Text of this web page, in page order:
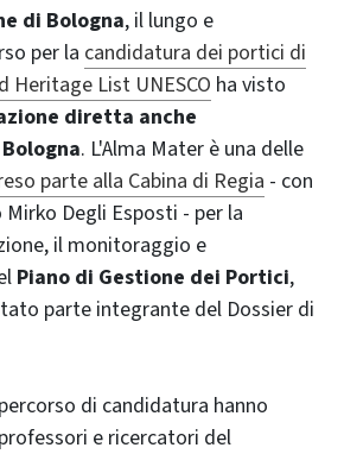
di Bologna, il lungo e
per la candidatura dei portici di
Heritage List UNESCO ha visto
diretta anche
. L'Alma Mater è una delle
parte alla Cabina di Regia - con
Degli Esposti - per la
il monitoraggio e
Piano di Gestione dei Portici,
parte integrante del Dossier di
di candidatura hanno
e ricercatori del